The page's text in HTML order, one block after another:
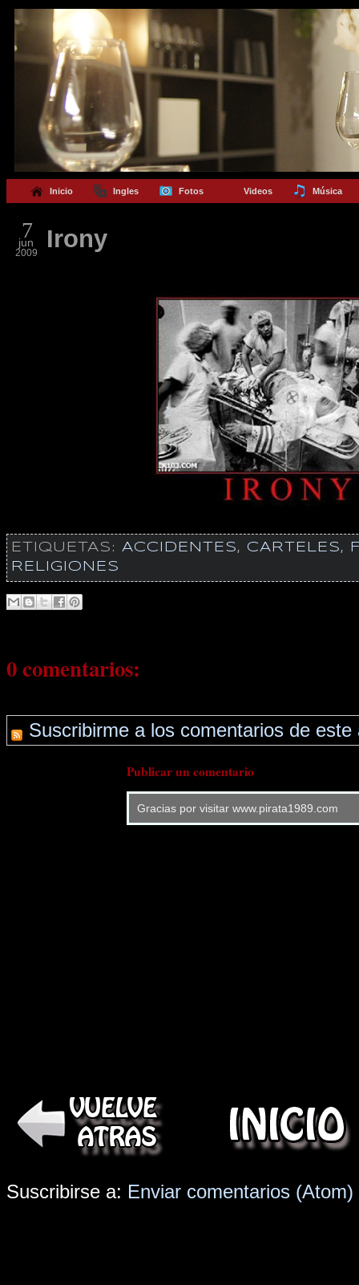
Inicio Ingles Fotos Videos Música
7
jun
2009 Irony
ETIQUETAS: ACCIDENTES, CARTELES,
RELIGIONES
0 comentarios:
Suscribirme a los comentarios de este
Publicar un comentario
Gracias por visitar www.pirata1989.com
Suscribirse a: Enviar comentarios (Atom)